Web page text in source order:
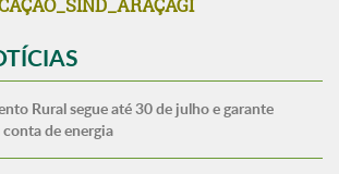
Rural segue até 30 de julho e garante
de energia